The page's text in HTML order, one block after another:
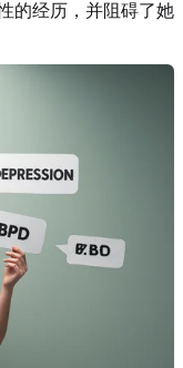
的经历，并阻碍了她